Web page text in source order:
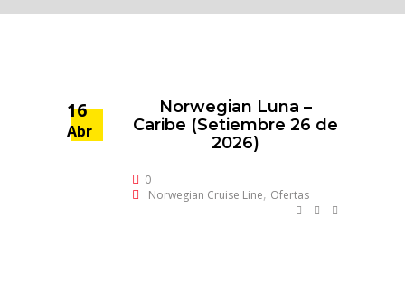
16
Abr
Norwegian Luna –
Caribe (Setiembre 26 de
2026)
0
Norwegian Cruise Line, Ofertas